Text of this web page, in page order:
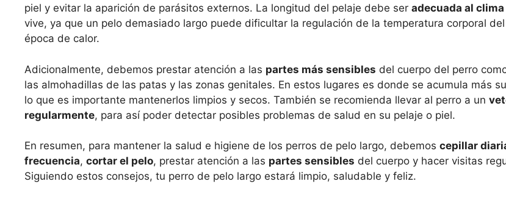
piel y evitar la aparición de parásitos externos. La longitud del pelaje debe ser adecuada al clima
vive, ya que un pelo demasiado largo puede dificultar la regulación de la temperatura corporal
época de calor.
Adicionalmente, debemos prestar atención a las partes más sensibles del cuerpo del perro
las almohadillas de las patas y las zonas genitales. En estos lugares es donde se acumula más
lo que es importante mantenerlos limpios y secos. También se recomienda llevar al perro a un
regularmente, para así poder detectar posibles problemas de salud en su pelaje o piel.
En resumen, para mantener la salud e higiene de los perros de pelo largo, debemos cepillar
frecuencia, cortar el pelo, prestar atención a las partes sensibles del cuerpo y hacer visitas
Siguiendo estos consejos, tu perro de pelo largo estará limpio, saludable y feliz.